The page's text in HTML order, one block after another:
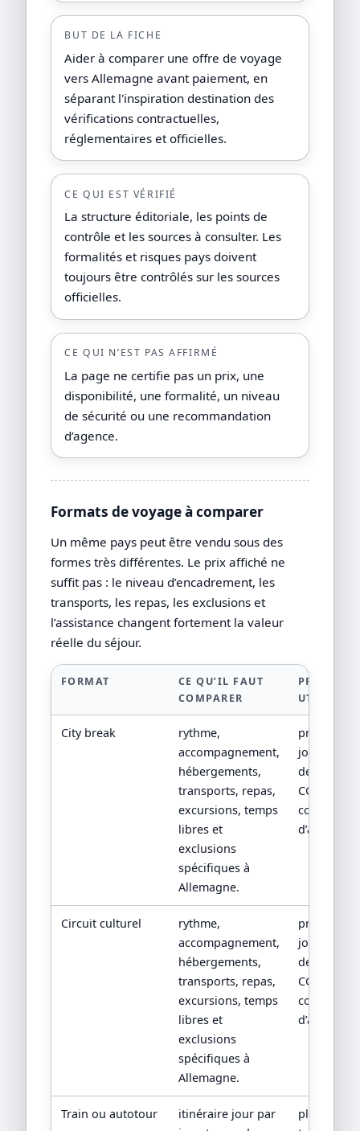
BUT DE LA FICHE
Aider à comparer une offre de voyage
vers Allemagne avant paiement, en
séparant l'inspiration destination des
vérifications contractuelles,
réglementaires et officielles.
CE QUI EST VÉRIFIÉ
La structure éditoriale, les points de
contrôle et les sources à consulter. Les
formalités et risques pays doivent
toujours être contrôlés sur les sources
officielles.
CE QUI N’EST PAS AFFIRMÉ
La page ne certifie pas un prix, une
disponibilité, une formalité, un niveau
de sécurité ou une recommandation
d’agence.
Formats de voyage à comparer
Un même pays peut être vendu sous des
formes très différentes. Le prix affiché ne
suffit pas : le niveau d’encadrement, les
transports, les repas, les exclusions et
l’assistance changent fortement la valeur
réelle du séjour.
FORMAT
CE QU’IL FAUT
COMPARER
PREUVE
UTILE
City break
rythme,
accompagnement,
hébergements,
transports, repas,
excursions, temps
libres et
exclusions
spécifiques à
Allemagne.
jour par
devis
CGV/CPV et
conditions
Circuit culturel
rythme,
accompagnement,
hébergements,
transports, repas,
excursions, temps
libres et
exclusions
spécifiques à
Allemagne.
jour par
devis
CGV/CPV et
conditions
Train ou autotour
itinéraire jour par
plan de